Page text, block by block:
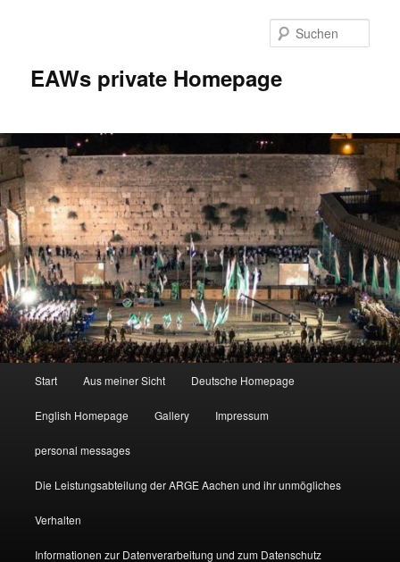
EAWs private Homepage
Start Aus meiner Sicht Deutsche Homepage
English Homepage Gallery Impressum
personal messages
Die Leistungsabteilung der ARGE Aachen und ihr unmögliches
Verhalten
Informationen zur Datenverarbeitung und zum Datenschutz